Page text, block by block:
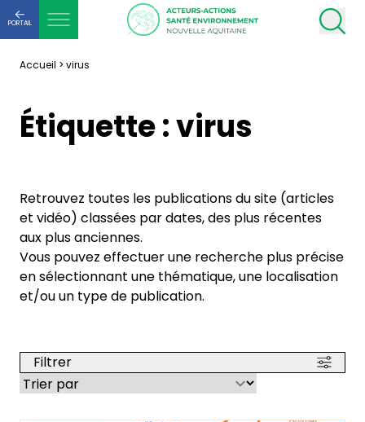
PORTAIL
Accueil > virus
Étiquette :virus
Retrouvez toutes les publications du site (articles
et vidéo) classées par dates, des plus récentes
aux plus anciennes.
Vous pouvez effectuer une recherche plus précise
en sélectionnant une thématique, une localisation
et/ou un type de publication.
Filtrer